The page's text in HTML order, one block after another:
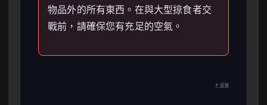
物品外的所有東西。在與大型掠食者交
戰前，請確保您有充足的空氣。
↑ 目錄